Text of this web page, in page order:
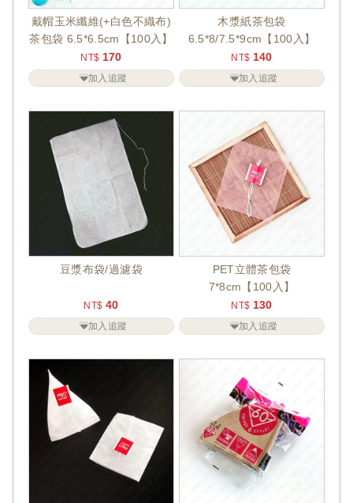
戴帽玉米纖維(+白色不織布)
茶包袋 6.5*6.5cm【100入】
NT$ 170
加入追蹤
木漿紙茶包袋
6.5*8/7.5*9cm【100入】
NT$ 140
加入追蹤
豆漿布袋/過濾袋
NT$ 40
加入追蹤
PET立體茶包袋
7*8cm【100入】
NT$ 130
加入追蹤